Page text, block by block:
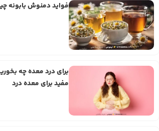
فواید دمنوش بابونه
برای درد معده چه
مفید برای معده درد